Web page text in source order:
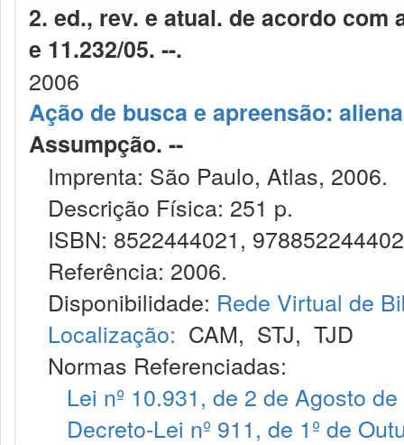
2. ed., rev. e atual. de acordo com
e 11.232/05. --.
2006
Ação de busca e apreensão:
Assumpção. --
Imprenta: São Paulo, Atlas, 2006.
Descrição Física: 251 p.
ISBN: 8522444021,
Referência: 2006.
Disponibilidade: Rede Virtual de
Localização: CAM, STJ, TJD
Normas Referenciadas:
Lei nº 10.931, de 2 de Agosto
Decreto-Lei nº 911, de 1º de